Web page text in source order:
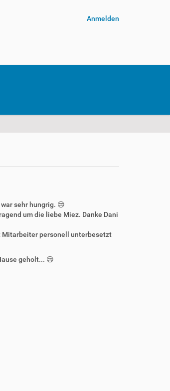
Anmelden
sehr hungrig. 😢
um die liebe Miez. Danke Dani
Mitarbeiter personell unterbesetzt
geholt... 😢